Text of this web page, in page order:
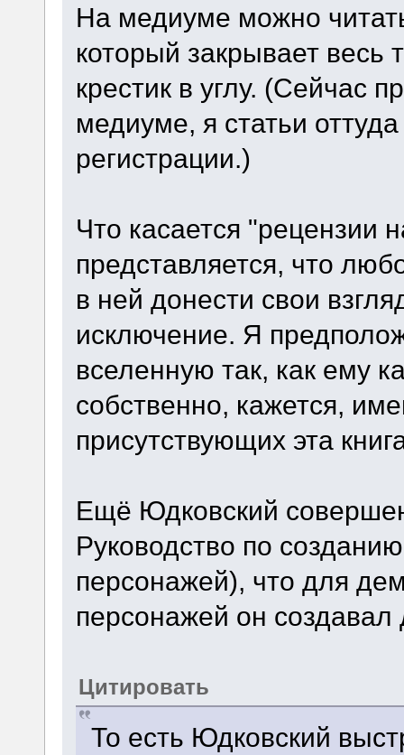
На медиуме можно
который закрывает весь
крестик в углу. (Сейчас
медиуме, я статьи
регистрации.)
Что касается "рецензии
представляется, что
в ней донести свои
исключение. Я
вселенную так, как ему
собственно, кажется,
присутствующих эта
Ещё Юдковский
Руководство по
персонажей), что для
персонажей он
Цитировать
То есть Юдковский